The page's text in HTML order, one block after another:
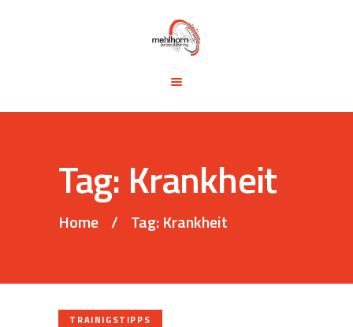
Tag: Krankheit
Home Tag: Krankheit
KONTAKT
TRAINIGSTIPPS